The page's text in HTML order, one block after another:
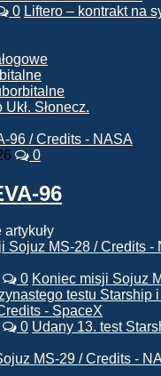
0 Liftero – kontrakt na
Ukł. Słonecz.
0
96
0 Koniec misji Sojuz
0 Udany 13. test